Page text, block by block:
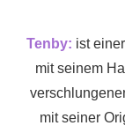
Tenby: ist
mit seinem
mit seiner